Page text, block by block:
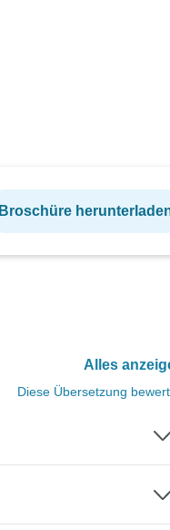
Broschüre
Alles
Diese Übersetzung